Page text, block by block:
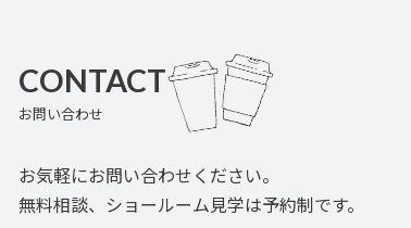
CONTACT
お問い合わせ
お気軽にお問い合わせください。
無料相談、ショールーム見学は予約制です。